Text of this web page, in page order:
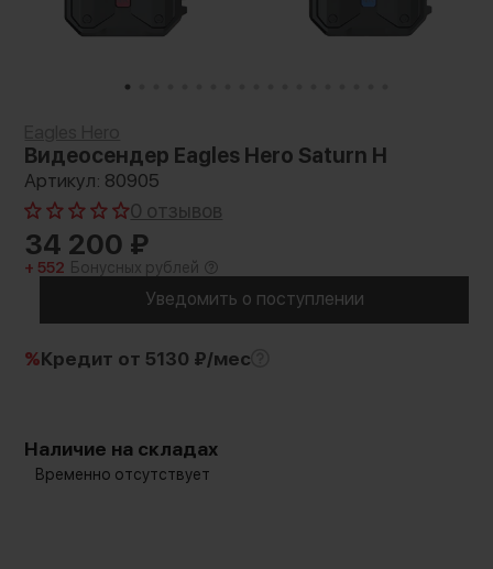
Видеосендер Eagles Hero Saturn H
Артикул: 80905
0 отзывов
34 200 ₽
+ 552 Бонусных рублей
Уведомить о поступлении
%Кредит от 5130 ₽/мес
Наличие на складах
Временно отсутствует